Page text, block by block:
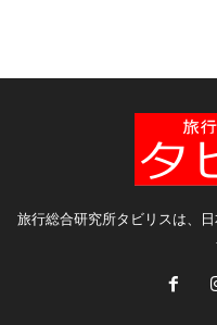
旅行総合研究所タビリスは、